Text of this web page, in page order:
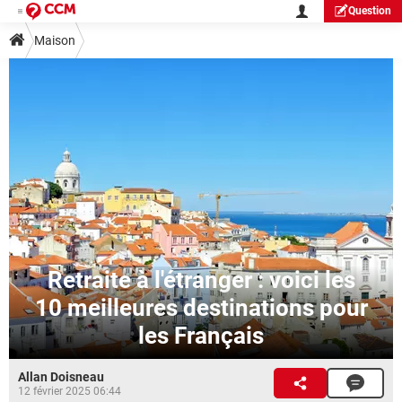
Question
Maison
Retraite à l'étranger : voici les
10 meilleures destinations pour
les Français
Allan Doisneau
12 février 2025 06:44